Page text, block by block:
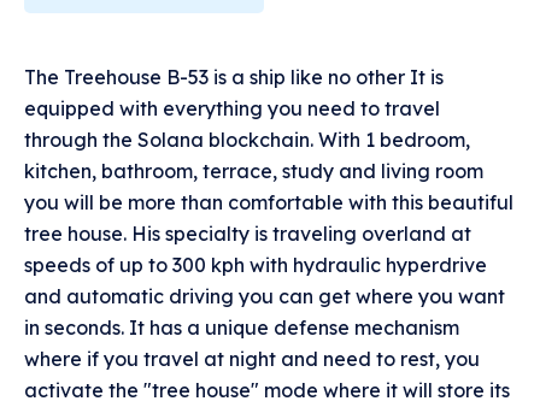
The Treehouse B-53 is a ship like no other It is
equipped with everything you need to travel
through the Solana blockchain. With 1 bedroom,
kitchen, bathroom, terrace, study and living room
you will be more than comfortable with this beautiful
tree house. His specialty is traveling overland at
speeds of up to 300 kph with hydraulic hyperdrive
and automatic driving you can get where you want
in seconds. It has a unique defense mechanism
where if you travel at night and need to rest, you
activate the "tree house" mode where it will store its